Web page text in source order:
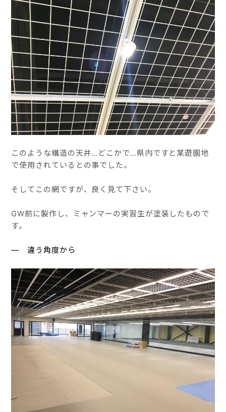
このような構造の天井…どこかで…県内ですと某遊園地
で使用されているとの事でした。
そしてこの網ですが、良く見て下さい。
GW前に製作し、ミャンマーの実習生が塗装したもので
す。
― 違う角度から